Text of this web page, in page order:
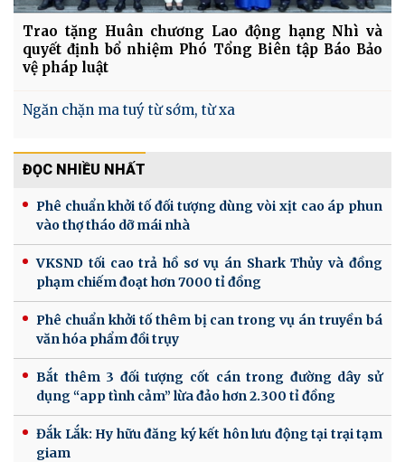
Trao tặng Huân chương Lao động hạng Nhì và
quyết định bổ nhiệm Phó Tổng Biên tập Báo Bảo
vệ pháp luật
Ngăn chặn ma tuý từ sớm, từ xa
ĐỌC NHIỀU NHẤT
Phê chuẩn khởi tố đối tượng dùng vòi xịt cao áp phun
vào thợ tháo dỡ mái nhà
VKSND tối cao trả hồ sơ vụ án Shark Thủy và đồng
phạm chiếm đoạt hơn 7000 tỉ đồng
Phê chuẩn khởi tố thêm bị can trong vụ án truyền bá
văn hóa phẩm đồi trụy
Bắt thêm 3 đối tượng cốt cán trong đường dây sử
dụng “app tình cảm” lừa đảo hơn 2.300 tỉ đồng
Đắk Lắk: Hy hữu đăng ký kết hôn lưu động tại trại tạm
giam